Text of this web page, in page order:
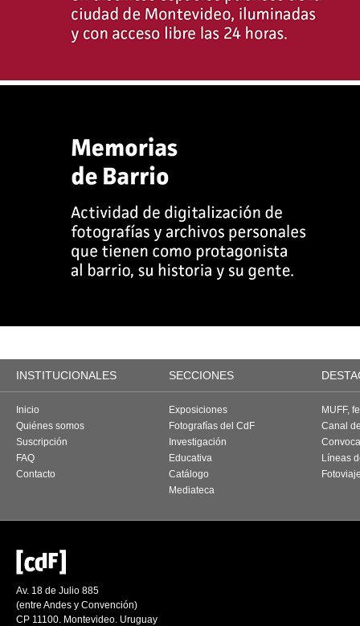
INSTITUCIONALES SECCIONES
Inicio
Quiénes somos
Suscripción
FAQ
Contacto
Exposiciones
Fotografías del CdF
Investigación
Educativa
Catálogo
Mediateca
MUFF,
Canal
Líneas
Av. 18 de Julio 885
(entre Andes y Convención)
CP 11100. Montevideo. Uruguay